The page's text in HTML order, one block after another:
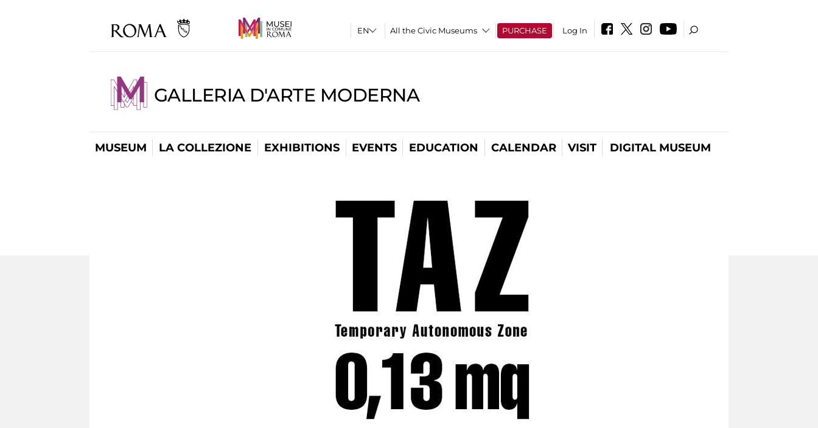
All the Civic Museums PURCHASE Log In
GALLERIA D'ARTE MODERNA
MUSEUM LA COLLEZIONE EXHIBITIONS EVENTS EDUCATION CALENDAR VISIT DIGITAL MUSEUM